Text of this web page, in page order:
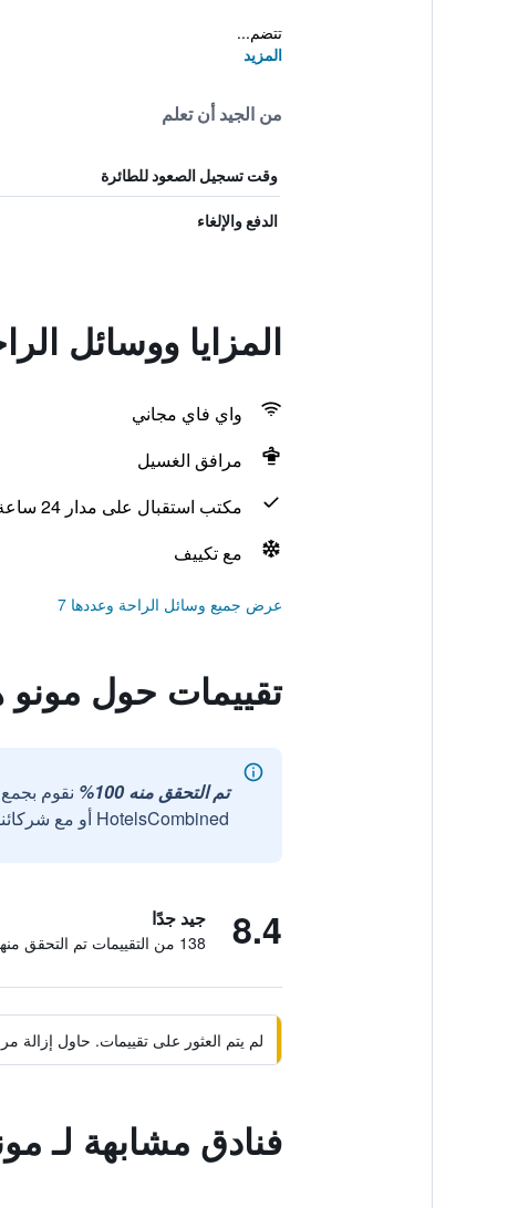
تتضم...
المزيد
من الجيد أن تعلم
وقت تسجيل الصعود للطائرة
الدفع والإلغاء
المزايا ووسائل
واي فاي مجاني
مرافق الغسيل
مكتب استقبال على مدار 24 ساعة
مع تكييف
عرض جميع وسائل الراحة وعددها 7
تقييمات حول مونو
تم التحقق منه 100%
نقوم
HotelsCombined أو مع شركائنا الخارجيين الموثوقين.
8.4 جيد جدًا
138 من التقييمات تم التحقق منها
لم يتم العثور على تقييمات. حاول
فنادق مشابهة لـ